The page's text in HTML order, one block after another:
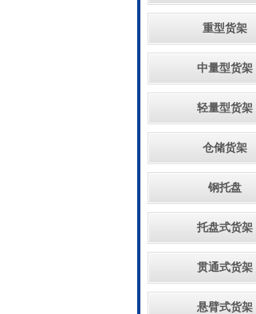
重型货架
中量型货架
轻量型货架
仓储货架
钢托盘
托盘式货架
贯通式货架
悬臂式货架